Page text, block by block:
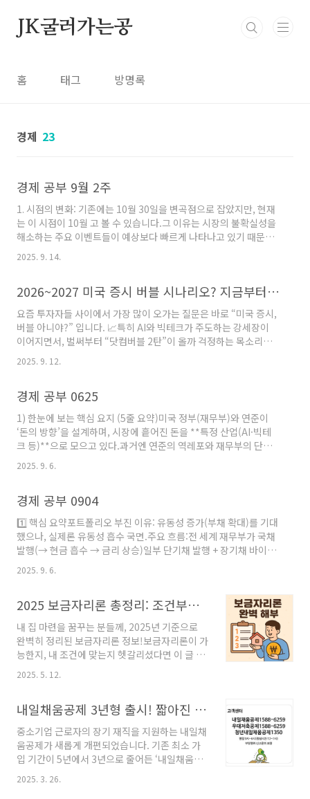
JK굴러가는공
홈 태그 방명록
경제 23
경제 공부 9월 2주
1. 시점의 변화: 기존에는 10월 30일을 변곡점으로 잡았지만, 현재
는 이 시점이 10월 고 볼 수 있습니다.그 이유는 시장의 불확실성을
해소하는 주요 이벤트들이 예상보다 빠르게 나타나고 있기 때문입
니다. 투자자들은 불확실성이 해소될 때 가장 빠르게 반응하는데,
현재 진행 중인 정책 및 발언 변화가 그 신호를 주고 있습니다.2. 파
인한 물가 상승을 우려했습니다. 즉, 관세라는 외부 요인이 물가를
높일 수 있다고 보고, 금리 인하를 서두르지 않으려는 태도를 유지
했죠.현재 입장: 그러나 최근 잭슨홀 미팅에서 파월은 관세로 인한
물가 상승은 일시적인 요인에 불과하다고 언급했습니다.이는 인플
레이션 압력을 장기적인 문제가 아니라 단기적·외생적..
2025. 9. 14.
2026~2027 미국 증시 버블 시나리오? 지금부터 준비해야 할 이유
요즘 투자자들 사이에서 가장 많이 오가는 질문은 바로 “미국 증시,
버블 아니야?” 입니다. 📈특히 AI와 빅테크가 주도하는 강세장이
이어지면서, 벌써부터 “닷컴버블 2탄”이 올까 걱정하는 목소리도
있죠.최근 한 증권사 보고서에서는 2026년 버블 초입 → 2027년
정점 가능성이라는 소수 의견을 내놓았습니다. 오늘은 이 내용을 쉽
주식시장)주식시장은 풍선과 같아요.좋은 소식(기술혁신, AI, 금리
인하 등)이 들리면 사람들이 바람(돈)을 더 넣습니다.풍선은 점점
커지고, “계속 오를 거야!”라는 기대가 확산되죠.하지만 너무 많이
불면 결국 펑! 하고 터지는 순간이 옵니다.즉, 버블 = 실제 가치보다
과도하게 오른 주가를 뜻합니다.과거에..
2025. 9. 12.
경제 공부 0625
1) 한눈에 보는 핵심 요지 (5줄 요약)미국 정부(재무부)와 연준이
‘돈의 방향’을 설계하며, 시장에 흩어진 돈을 **특정 산업(AI·빅테
크 등)**으로 모으고 있다.과거엔 연준의 역레포와 재무부의 단기
국채(Bills) 발행을 조합해서, 시장 전체 돈을 크게 늘리지 않으면서
도(양적완화 없이) 필요한 곳에는 돈이 돌도록 만들었다.상위 10%
에 큰 버블이 없어 돈이 주식으로 더 잘 흐르는 구조다.지금은 역레
포 효과가 줄어들어, 다음 단계로 규제완화(SLR 등), 스테이블코인
을 통해 국채 신규 수요와 유동성의 통로를 넓히려 한다는 관점이
다.결과적으로 AI·빅테크 중심 성장 → (시간차를 두고) 더 큰 버블
가능성을 주장하며, 변수는 인플레이션..
2025. 9. 6.
경제 공부 0904
1️⃣ 핵심 요약포트폴리오 부진 이유: 유동성 증가(부채 확대)를 기대
했으나, 실제론 유동성 흡수 국면.주요 흐름:전 세계 재무부가 국채
발행(→ 현금 흡수 → 금리 상승)일부 단기채 발행 + 장기채 바이백
(→ 시장 충격 완화)유동성이 줄어들며 주식시장 정체, 특히 유동성
민감한 소형 테마주(예: 양자컴퓨터) 급락큰 그림:재무부: 현금을
흡수해 정부 정책에 자금 투입연준: 후행적으로 금리 인하 시 전체
유동성 확대 가능따라서 현재 시장은 “조정·정리 과정”핵심 변수:
인플레이션 → 낮아진다면 연준 금리 인하 가능2️⃣ 인과관계 해설
(1) 재무부의 국채 발행 → 금리 상승국채 = 정부의 부채 증서. 발행
이 늘면 채권 공급↑수요 대비 공급이 많으면 이자(=수익률, 금리)
를 높여야 팔림결과적으로 채권금리 상승..
2025. 9. 6.
2025 보금자리론 총정리: 조건부터 금리, 실제 사례까지 한 번에!
내 집 마련을 꿈꾸는 분들께, 2025년 기준으로
완벽히 정리된 보금자리론 정보!보금자리론이 가
능한지, 내 조건에 맞는지 헷갈리셨다면 이 글 하
나로 정리해보세요!보금자리론이란?정부(한국
주택금융공사)가 운영하는 고정금리 장기 주택담
상으로 금리와 조건을 완화해 지원하는 정책 대
출입니다.보금자리론 2025년 조건은?✅ 주택 가
격실제 매매가와 KB시세 모두 6억 원 이하둘 중
하나라도 6억 초과 시 신청 불가✅ 소득 기준
(2025년 개정 반영)미혼 개인: 연소득 7천만 원
이하부부합산: 7천만 원 이하신혼부부: 8,500만
2025. 5. 12.
내일채움공제 3년형 출시! 짧아진 가입 기간과 더 커진 혜택
중소기업 근로자의 장기 재직을 지원하는 내일채
움공제가 새롭게 개편되었습니다. 기존 최소 가
입 기간이 5년에서 3년으로 줄어든 ‘내일채움공
제 3년형’이 출시되었는데요. 가입 기간이 짧아
졌지만, 혜택은 여전히 강력합니다.이번 글에서
2025. 3. 26.